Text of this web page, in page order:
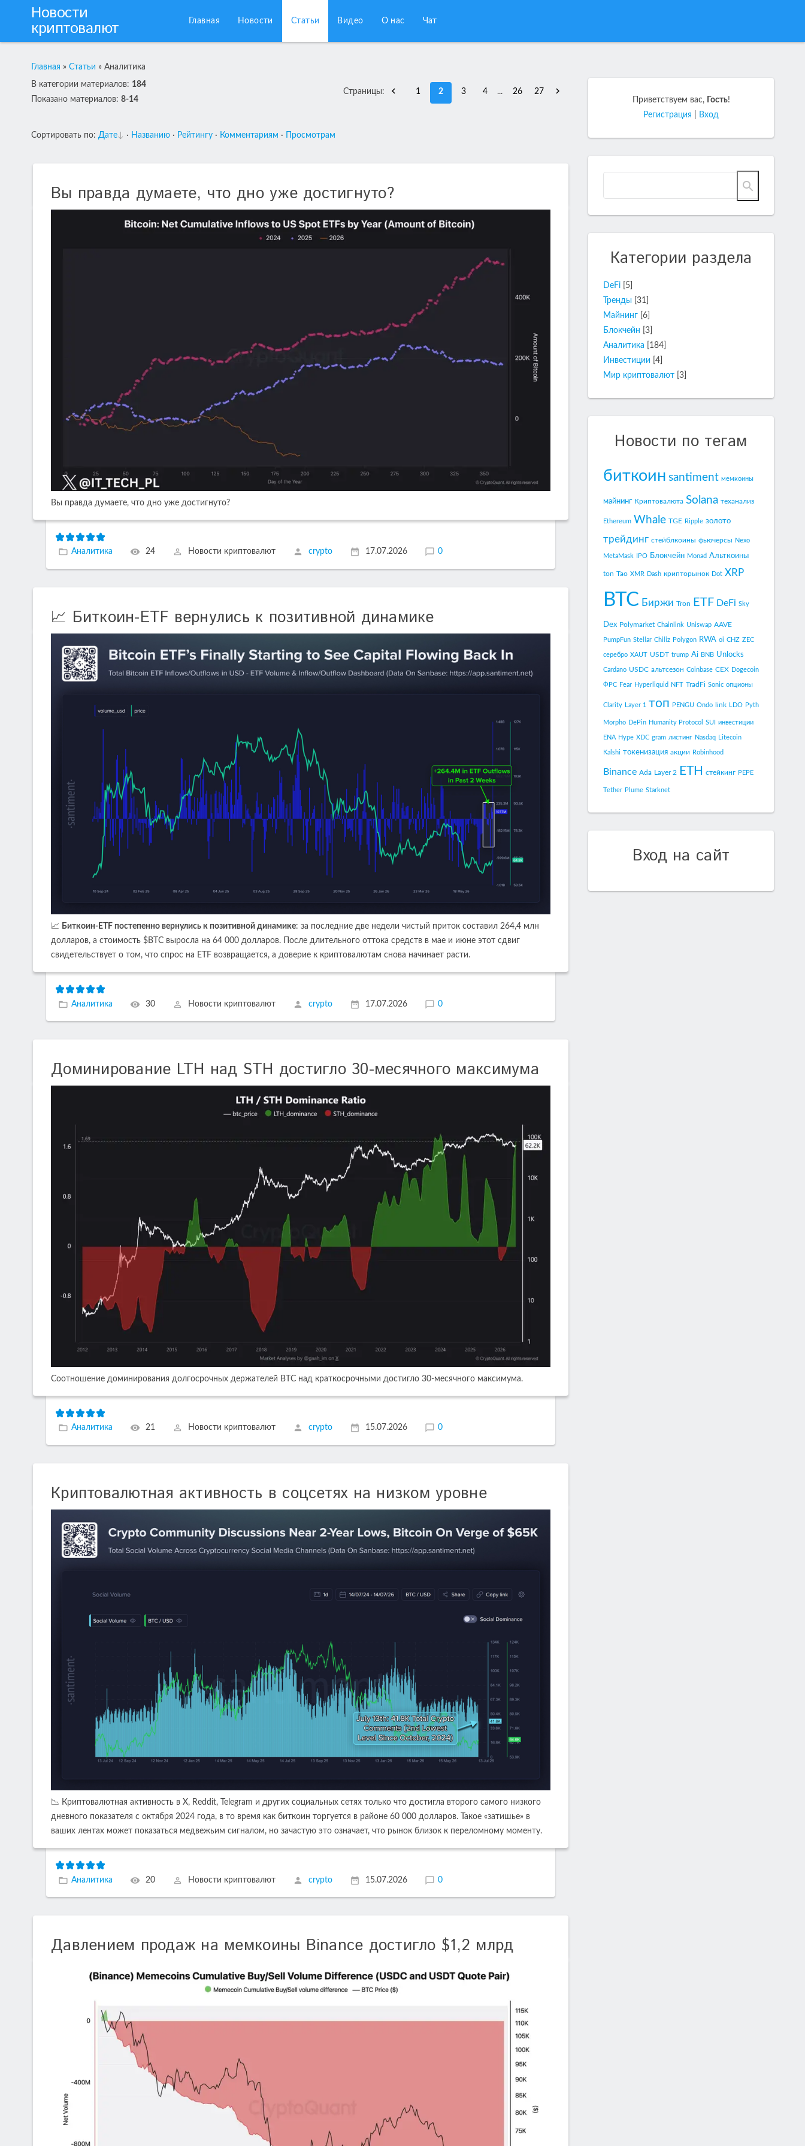
Новости
криптовалют Главная Новости Статьи Видео О нас Чат
Главная » Статьи » Аналитика
В категории материалов: 184
Показано материалов: 8-14
Страницы: 1 2 3 4 ... 26 27
Сортировать по: Дате · Названию · Рейтингу · Комментариям · Просмотрам
Вы правда думаете, что дно уже достигнуто?
Вы правда думаете, что дно уже достигнуто?
Аналитика 24 Новости криптовалют crypto 17.07.2026 0
📈 Биткоин-ETF вернулись к позитивной динамике
📈 Биткоин-ETF постепенно вернулись к позитивной динамике: за последние две недели чистый приток составил 264,4 млн
долларов, а стоимость $BTC выросла на 64 000 долларов. После длительного оттока средств в мае и июне этот сдвиг
свидетельствует о том, что спрос на ETF возвращается, а доверие к криптовалютам снова начинает расти.
Аналитика 30 Новости криптовалют crypto 17.07.2026 0
Доминирование LTH над STH достигло 30-месячного максимума
Соотношение доминирования долгосрочных держателей BTC над краткосрочными достигло 30-месячного максимума.
Аналитика 21 Новости криптовалют crypto 15.07.2026 0
Криптовалютная активность в соцсетях на низком уровне
📉 Криптовалютная активность в X, Reddit, Telegram и других социальных сетях только что достигла второго самого низкого
дневного показателя с октября 2024 года, в то время как биткоин торгуется в районе 60 000 долларов. Такое «затишье» в
ваших лентах может показаться медвежьим сигналом, но зачастую это означает, что рынок близок к переломному моменту.
Аналитика 20 Новости криптовалют crypto 15.07.2026 0
Давлением продаж на мемкоины Binance достигло $1,2 млрд
Приветствуем вас, Гость!
Регистрация
Вход
Категории раздела
DeFi
[5]
Тренды [31]
Майнинг [6]
Блокчейн
[3]
Аналитика
[184]
Инвестиции
[4]
Мир криптовалют [3]
Новости по тегам
биткоин santiment мемкоины
майнинг Криптовалюта Solana теханализ
Ethereum Whale TGE Ripple золото
трейдинг стейблкоины фьючерсы Nexo
MetaMask IPO Блокчейн Monad Альткоины
ton Tao XMR Dash крипторынок Dot XRP
BTC Биржи Tron ETF DeFi Sky
Dex Polymarket Chainlink Uniswap AAVE
PumpFun Stellar Chiliz Polygon RWA oi CHZ ZEC
серебро XAUT USDT trump Ai BNB Unlocks
Cardano USDC альтсезон Coinbase CEX Dogecoin
ФРС Fear Hyperliquid NFT TradFi Sonic опционы
Clarity Layer 1 топ PENGU Ondo link LDO Pyth
Morpho DePin Humanity Protocol SUI инвестиции
ENA Hype XDC gram листинг Nasdaq Litecoin
Kalshi токенизация акции Robinhood
Binance Ada Layer 2 ETH стейкинг PEPE
Tether Plume Starknet
Вход на сайт